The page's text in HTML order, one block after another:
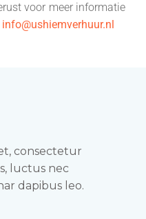
voor meer informatie
info@ushiemverhuur.nl
consectetur
luctus nec
dapibus leo.